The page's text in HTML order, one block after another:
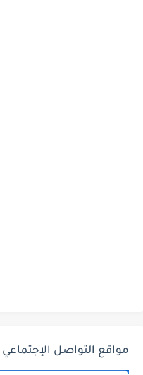
مواقع التواصل الإجتماعي